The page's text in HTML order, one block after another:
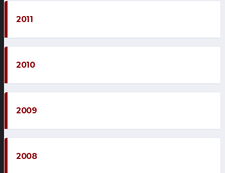
2011
2010
2009
2008